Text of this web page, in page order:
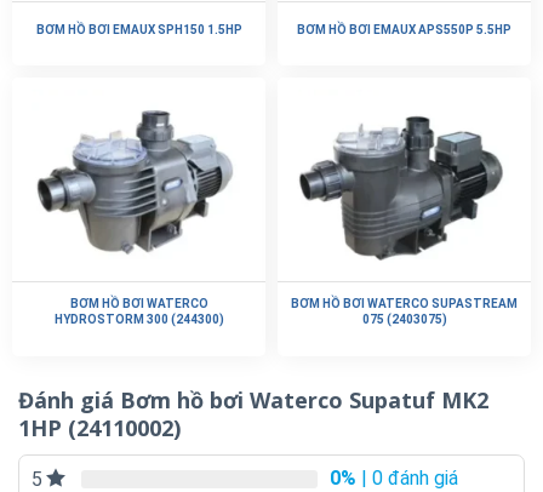
BƠM HỒ BƠI EMAUX SPH150 1.5HP BƠM HỒ BƠI EMAUX APS550P 5.5HP
BƠM HỒ BƠI WATERCO
HYDROSTORM 300 (244300)
BƠM HỒ BƠI WATERCO SUPASTREAM
075 (2403075)
Đánh giá Bơm hồ bơi Waterco Supatuf MK2
1HP (24110002)
5 0% | 0 đánh giá